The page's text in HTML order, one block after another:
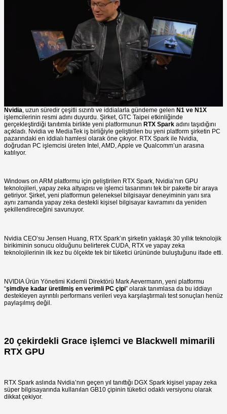
Nvidia , uzun süredir çeşitli sızıntı ve iddialarla gündeme gelen N1 ve N1X
işlemcilerinin resmi adını duyurdu. Şirket, GTC Taipei etkinliğinde
gerçekleştirdiği tanıtımla birlikte yeni platformunun RTX Spark adını taşıdığını
açıkladı. Nvidia ve MediaTek iş birliğiyle geliştirilen bu yeni platform şirketin PC
pazarındaki en iddialı hamlesi olarak öne çıkıyor. RTX Spark ile Nvidia,
doğrudan PC işlemcisi üreten Intel, AMD, Apple ve Qualcomm’un arasına
katılıyor.
Windows on ARM platformu için geliştirilen RTX Spark, Nvidia’nın GPU
teknolojileri, yapay zeka altyapısı ve işlemci tasarımını tek bir pakette bir araya
getiriyor. Şirket, yeni platformun geleneksel bilgisayar deneyiminin yanı sıra
aynı zamanda yapay zeka destekli kişisel bilgisayar kavramını da yeniden
şekillendireceğini savunuyor.
Nvidia CEO’su Jensen Huang, RTX Spark’ın şirketin yaklaşık 30 yıllık teknolojik
birikiminin sonucu olduğunu belirterek CUDA, RTX ve yapay zeka
teknolojilerinin ilk kez bu ölçekte tek bir tüketici ürününde buluştuğunu ifade etti.
NVIDIA Ürün Yönetimi Kıdemli Direktörü Mark Aevermann, yeni platformu
“şimdiye kadar üretilmiş en verimli PC çipi” olarak tanımlasa da bu iddiayı
destekleyen ayrıntılı performans verileri veya karşılaştırmalı test sonuçları henüz
paylaşılmış değil.
20 çekirdekli Grace işlemci ve Blackwell mimarili
RTX GPU
RTX Spark aslında Nvidia’nın geçen yıl tanıttığı DGX Spark kişisel yapay zeka
süper bilgisayarında kullanılan GB10 çipinin tüketici odaklı versiyonu olarak
dikkat çekiyor.